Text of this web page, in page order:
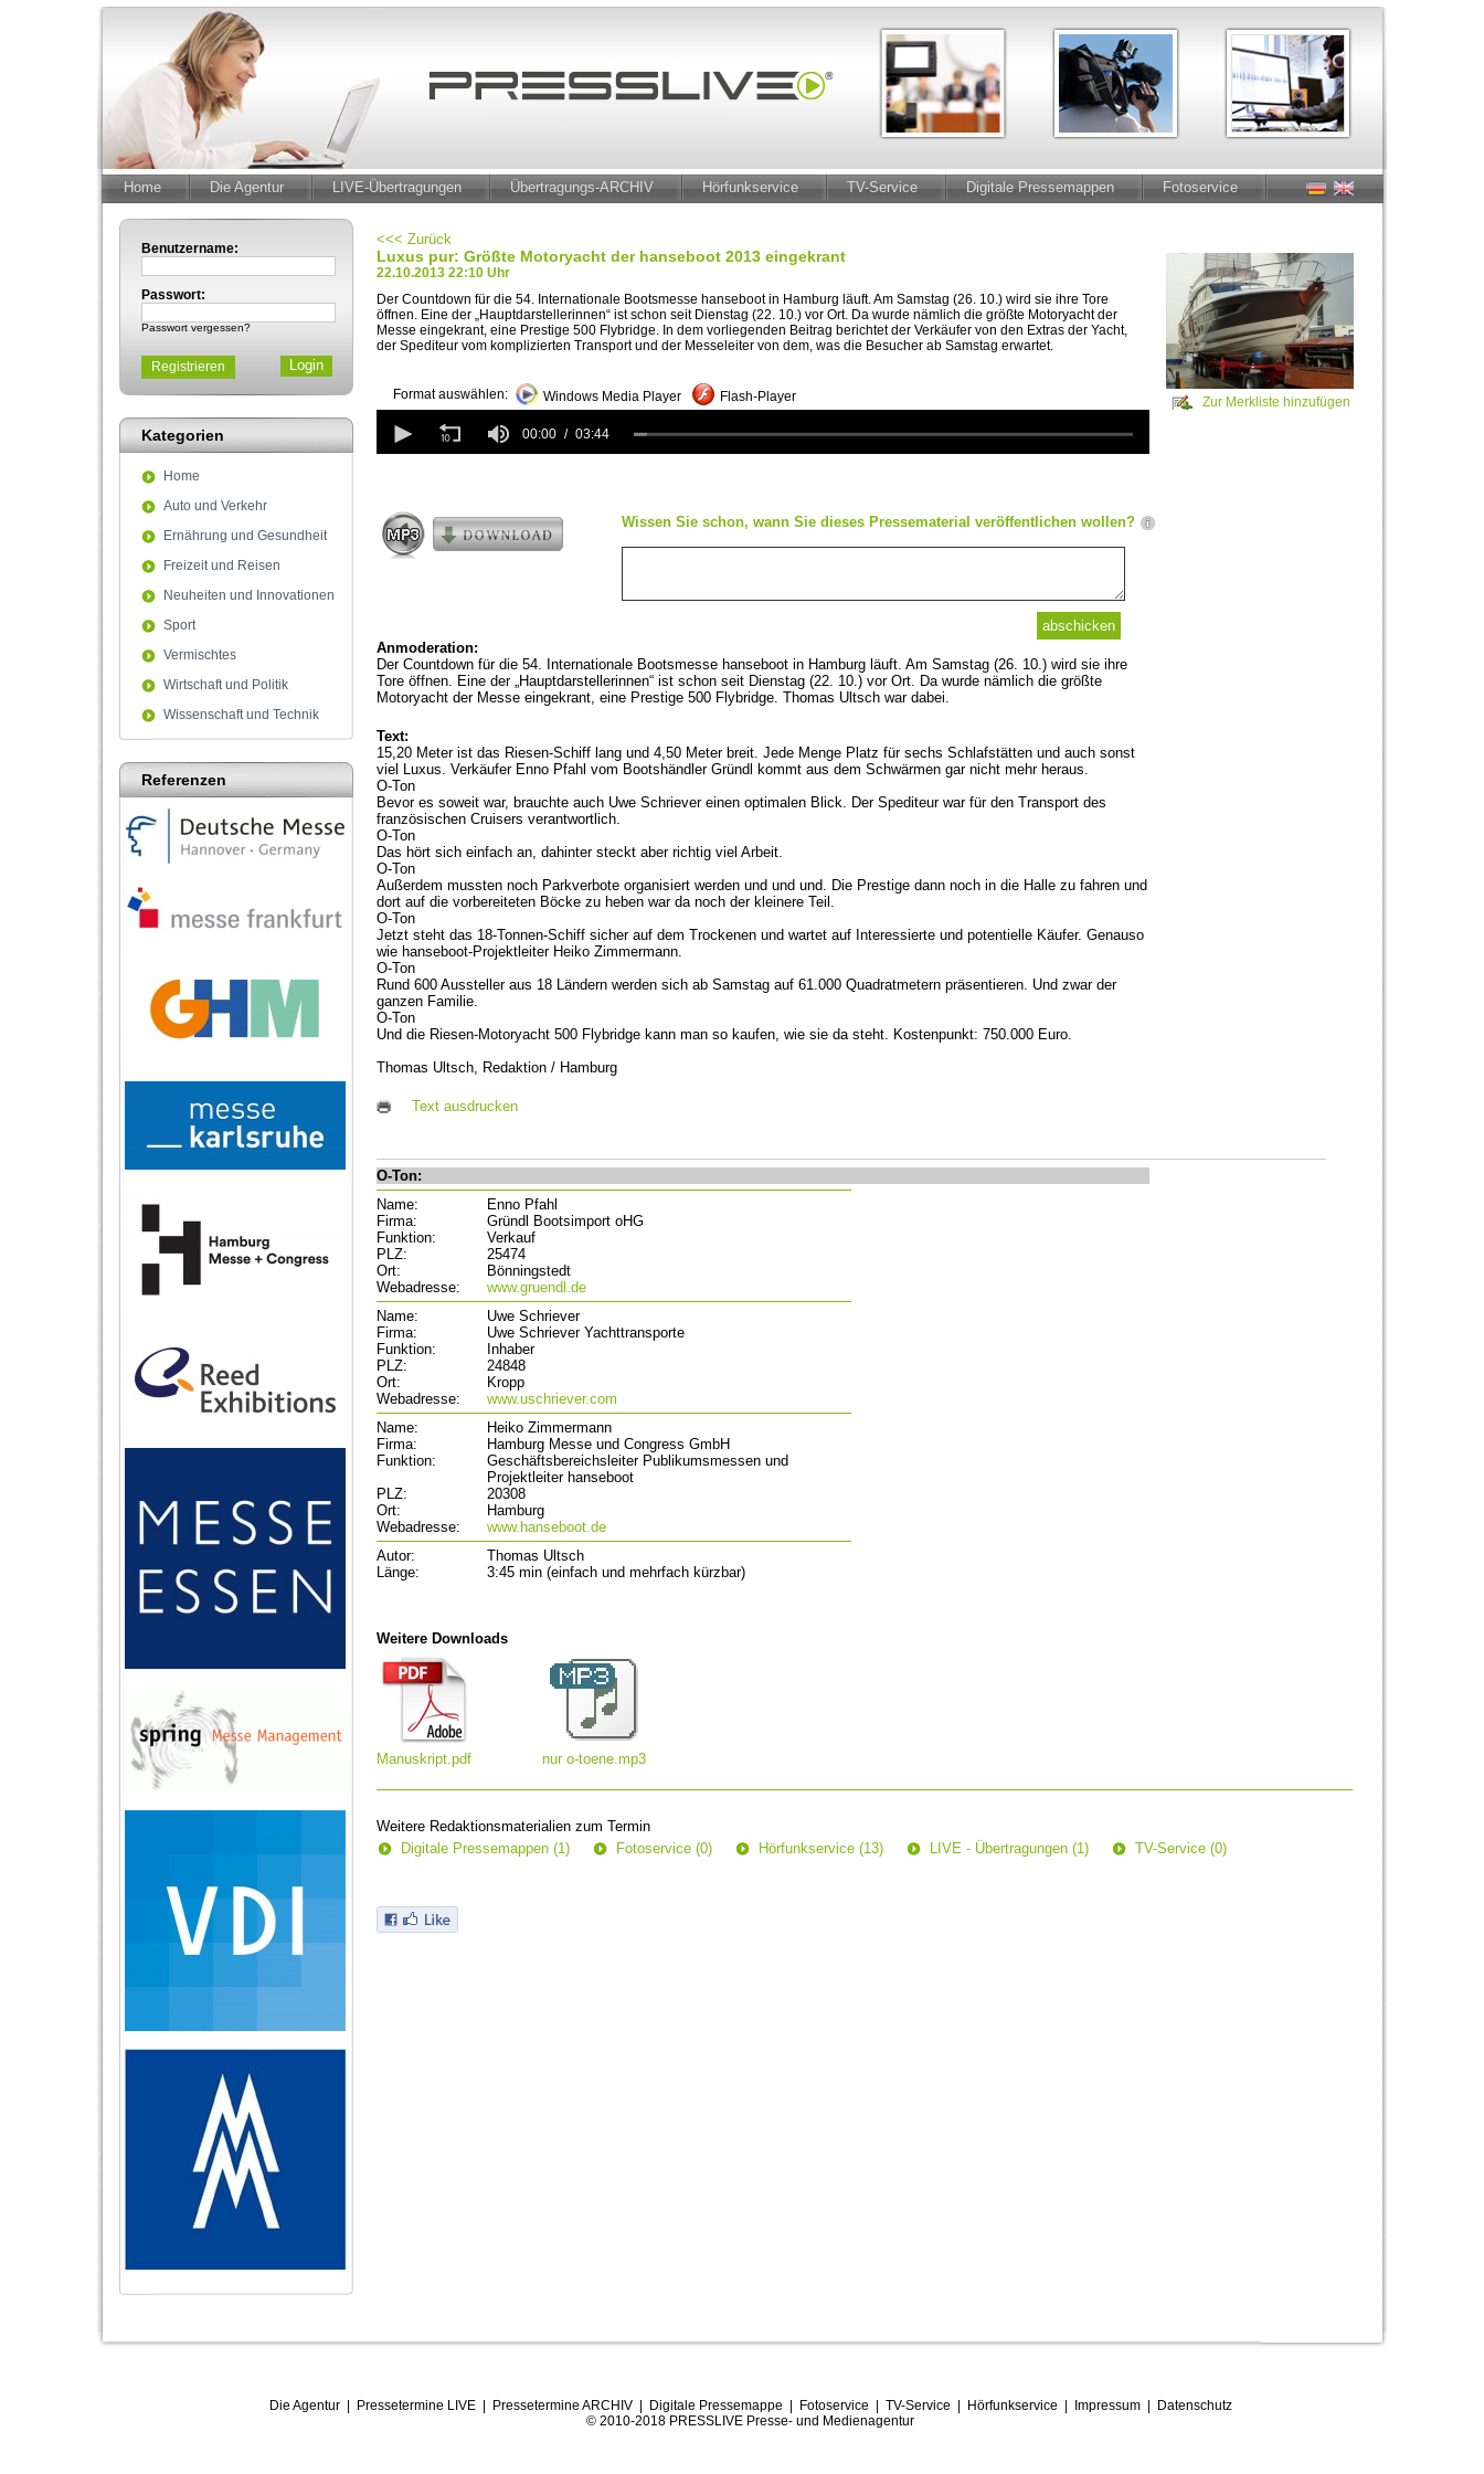
Home Die Agentur LIVE-Übertragungen Übertragungs-ARCHIV Hörfunkservice TV-Service Digitale Pressemappen Fotoservice
Benutzername:
Passwort:
Passwort vergessen?
Registrieren
Kategorien
Home
Auto und Verkehr
Ernährung und Gesundheit
Freizeit und Reisen
Neuheiten und Innovationen
Sport
Vermischtes
Wirtschaft und Politik
Wissenschaft und Technik
Referenzen
<<< Zurück
Luxus pur: Größte Motoryacht der hanseboot 2013 eingekrant
22.10.2013 22:10 Uhr
Der Countdown für die 54. Internationale Bootsmesse hanseboot in Hamburg läuft. Am Samstag (26. 10.) wird sie ihre Tore
öffnen. Eine der „Hauptdarstellerinnen“ ist schon seit Dienstag (22. 10.) vor Ort. Da wurde nämlich die größte Motoryacht der
Messe eingekrant, eine Prestige 500 Flybridge. In dem vorliegenden Beitrag berichtet der Verkäufer von den Extras der Yacht,
der Spediteur vom komplizierten Transport und der Messeleiter von dem, was die Besucher ab Samstag erwartet.
Format auswählen: Windows Media Player Flash-Player
seconds
of
secondsVolume
90%
00:00 03:44
Zur Merkliste hinzufügen
Wissen Sie schon, wann Sie dieses Pressematerial veröffentlichen wollen?
Anmoderation:
Der Countdown für die 54. Internationale Bootsmesse hanseboot in Hamburg läuft. Am Samstag (26. 10.) wird sie ihre
Tore öffnen. Eine der „Hauptdarstellerinnen“ ist schon seit Dienstag (22. 10.) vor Ort. Da wurde nämlich die größte
Motoryacht der Messe eingekrant, eine Prestige 500 Flybridge. Thomas Ultsch war dabei.
Text:
15,20 Meter ist das Riesen-Schiff lang und 4,50 Meter breit. Jede Menge Platz für sechs Schlafstätten und auch sonst
viel Luxus. Verkäufer Enno Pfahl vom Bootshändler Gründl kommt aus dem Schwärmen gar nicht mehr heraus.
O-Ton
Bevor es soweit war, brauchte auch Uwe Schriever einen optimalen Blick. Der Spediteur war für den Transport des
französischen Cruisers verantwortlich.
O-Ton
Das hört sich einfach an, dahinter steckt aber richtig viel Arbeit.
O-Ton
Außerdem mussten noch Parkverbote organisiert werden und und und. Die Prestige dann noch in die Halle zu fahren und
dort auf die vorbereiteten Böcke zu heben war da noch der kleinere Teil.
O-Ton
Jetzt steht das 18-Tonnen-Schiff sicher auf dem Trockenen und wartet auf Interessierte und potentielle Käufer. Genauso
wie hanseboot-Projektleiter Heiko Zimmermann.
O-Ton
Rund 600 Aussteller aus 18 Ländern werden sich ab Samstag auf 61.000 Quadratmetern präsentieren. Und zwar der
ganzen Familie.
O-Ton
Und die Riesen-Motoryacht 500 Flybridge kann man so kaufen, wie sie da steht. Kostenpunkt: 750.000 Euro.
Thomas Ultsch, Redaktion / Hamburg
Text ausdrucken
O-Ton:
Name:
Enno Pfahl
Firma:
Gründl Bootsimport oHG
Funktion:
Verkauf
PLZ:
25474
Ort:
Bönningstedt
Webadresse:
www.gruendl.de
Name:
Uwe Schriever
Firma:
Uwe Schriever Yachttransporte
Funktion:
Inhaber
PLZ:
24848
Ort:
Kropp
Webadresse:
www.uschriever.com
Name:
Heiko Zimmermann
Firma:
Hamburg Messe und Congress GmbH
Funktion:
Geschäftsbereichsleiter Publikumsmessen und
Projektleiter hanseboot
PLZ:
20308
Ort:
Hamburg
Webadresse:
www.hanseboot.de
Autor:
Thomas Ultsch
Länge:
3:45 min (einfach und mehrfach kürzbar)
Weitere Downloads
Manuskript.pdf nur o-toene.mp3
Weitere Redaktionsmaterialien zum Termin
Digitale Pressemappen (1)
Fotoservice (0) Hörfunkservice (13) LIVE - Übertragungen (1) TV-Service (0)
Die Agentur| Pressetermine LIVE| Pressetermine ARCHIV| Digitale Pressemappe Fotoservice TV-Service Hörfunkservice Impressum| Datenschutz
© 2010-2018 PRESSLIVE Presse- und Medienagentur